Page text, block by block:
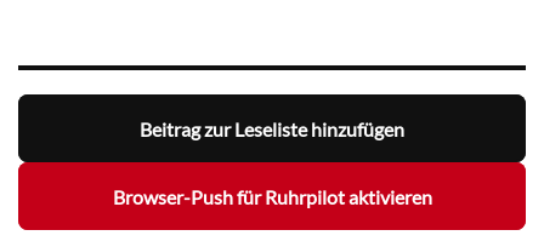
Beitrag zur Leseliste hinzufügen
Browser-Push für Ruhrpilot aktivieren